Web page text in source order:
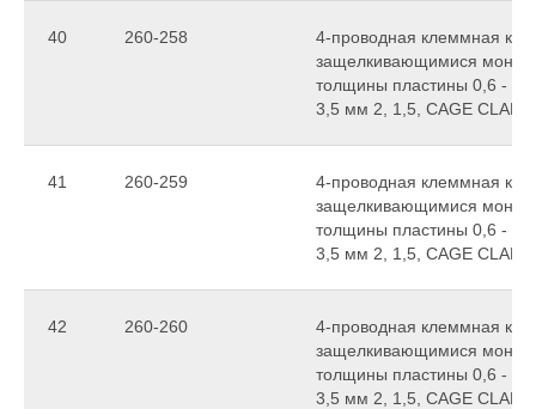
40 260-258
4-проводная клеммная
защелкивающимися
толщины пластины 0,6 -
3,5 мм 2, 1,5, CAGE CLAMP
41 260-259
4-проводная клеммная
защелкивающимися
толщины пластины 0,6 -
3,5 мм 2, 1,5, CAGE CLAMP
42 260-260
4-проводная клеммная
защелкивающимися
толщины пластины 0,6 -
3,5 мм 2, 1,5, CAGE CLAMP